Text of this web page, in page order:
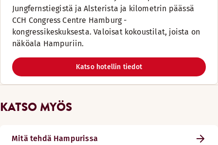
Jungfernstiegistä ja Alsterista ja kilometrin päässä
CCH Congress Centre Hamburg -
kongressikeskuksesta. Valoisat kokoustilat, joista on
näköala Hampuriin.
Katso hotellin tiedot
KATSO MYÖS
Mitä tehdä Hampurissa